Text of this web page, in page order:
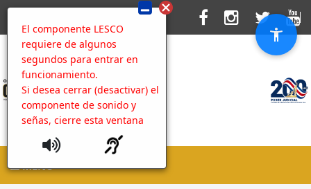
El componente LESCO
requiere de algunos
segundos para entrar en
funcionamiento.
Si desea cerrar (desactivar) el
componente de sonido y
señas, cierre esta ventana
MENU